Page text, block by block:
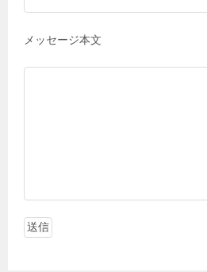
メッセージ本文